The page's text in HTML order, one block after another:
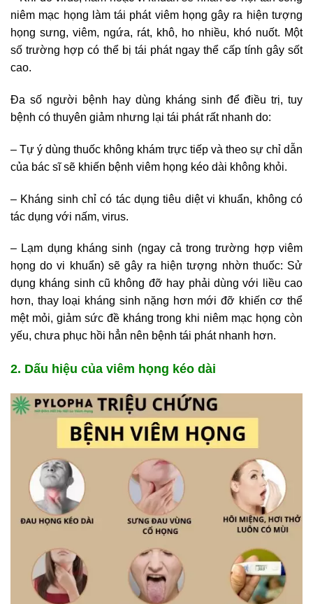
niêm mạc họng làm tái phát viêm họng gây ra hiện tượng
họng sưng, viêm, ngứa, rát, khô, ho nhiều, khó nuốt. Một
số trường hợp có thể bị tái phát ngay thể cấp tính gây sốt
cao.
Đa số người bệnh hay dùng kháng sinh để điều trị, tuy
bệnh có thuyên giảm nhưng lại tái phát rất nhanh do:
– Tự ý dùng thuốc không khám trực tiếp và theo sự chỉ dẫn
của bác sĩ sẽ khiến bệnh viêm họng kéo dài không khỏi.
– Kháng sinh chỉ có tác dụng tiêu diệt vi khuẩn, không có
tác dụng với nấm, virus.
– Lạm dụng kháng sinh (ngay cả trong trường hợp viêm
họng do vi khuẩn) sẽ gây ra hiện tượng nhờn thuốc: Sử
dụng kháng sinh cũ không đỡ hay phải dùng với liều cao
hơn, thay loại kháng sinh nặng hơn mới đỡ khiến cơ thể
mệt mỏi, giảm sức đề kháng trong khi niêm mạc họng còn
yếu, chưa phục hồi hẳn nên bệnh tái phát nhanh hơn.
2. Dấu hiệu của viêm họng kéo dài